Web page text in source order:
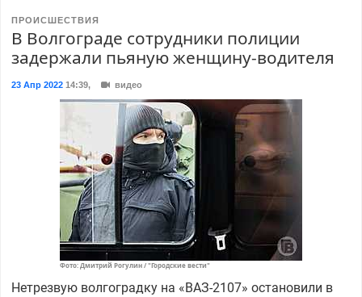
ПРОИСШЕСТВИЯ
В Волгограде сотрудники полиции
задержали пьяную женщину-водителя
23 Апр 202214:39, видео
Фото: Дмитрий Рогулин / "Городские вести"
Нетрезвую волгоградку на «ВАЗ-2107» остановили в